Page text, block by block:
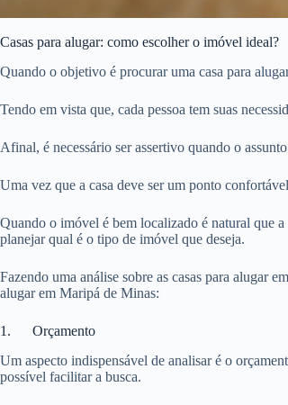
Casas para alugar: como escolher o imóvel ideal?
Quando o objetivo é procurar uma casa para
Tendo em vista que, cada pessoa tem suas
Afinal, é necessário ser assertivo quando o
Uma vez que a casa deve ser um ponto
Quando o imóvel é bem localizado é natural que a
planejar qual é o tipo de imóvel que deseja.
Fazendo uma análise sobre as casas para alugar
alugar em Maripá de Minas:
1. Orçamento
Um aspecto indispensável de analisar é o
possível facilitar a busca.